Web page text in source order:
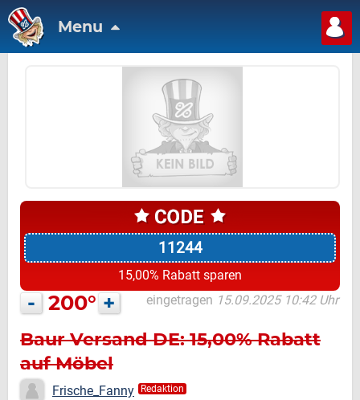
Menu
11244
15,00% Rabatt sparen
- 200° + eingetragen 15.09.2025 10:42 Uhr
Baur Versand DE: 15,00% Rabatt
auf Möbel
Frische_Fanny Redaktion